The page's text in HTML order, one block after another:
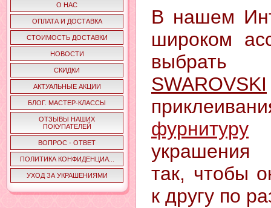
О НАС
ОПЛАТА И ДОСТАВКА
СТОИМОСТЬ ДОСТАВКИ
НОВОСТИ
СКИДКИ
АКТУАЛЬНЫЕ АКЦИИ
БЛОГ. МАСТЕР-КЛАССЫ
ОТЗЫВЫ НАШИХ
ПОКУПАТЕЛЕЙ
ВОПРОС - ОТВЕТ
ПОЛИТИКА КОНФИДЕНЦИА...
УХОД ЗА УКРАШЕНИЯМИ
В нашем
широком
SWAROVSKI
фурнитуру
украшения
так, чтобы
к другу по